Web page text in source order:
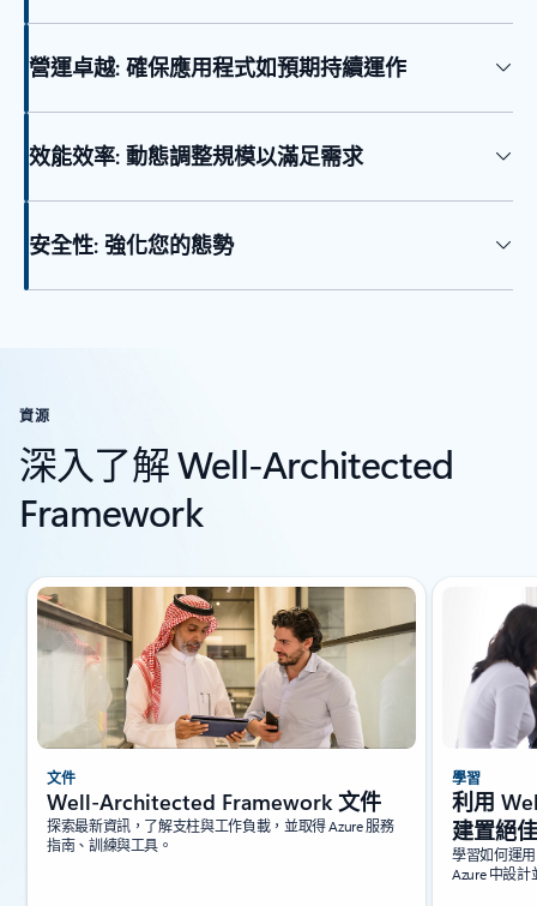
營運卓越: 確保應用程式如預期持續運作
效能效率: 動態調整規模以滿足需求
安全性: 強化您的態勢
資源
深入了解 Well-Architected
Framework
顯示 1 張投影片 (共 6 張)
文件
Well-Architected Framework 文件
探索最新資訊，了解支柱與工作負載，並取得 Azure 服務
指南、訓練與工具。
學習
利用
建置絕
學習如何運
Azure 中設